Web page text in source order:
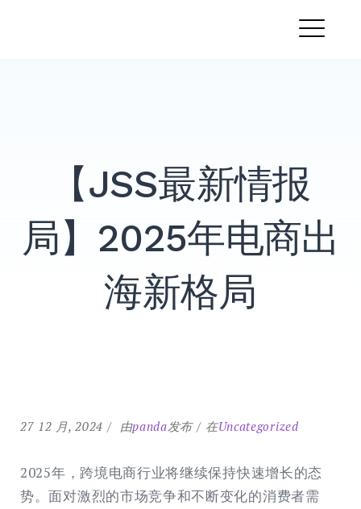
【JSS最新情报
局】2025年电商出
海新格局
27 12 月, 2024 由panda发布 在Uncategorized
2025年，跨境电商行业将继续保持快速增长的态
势。面对激烈的市场竞争和不断变化的消费者需